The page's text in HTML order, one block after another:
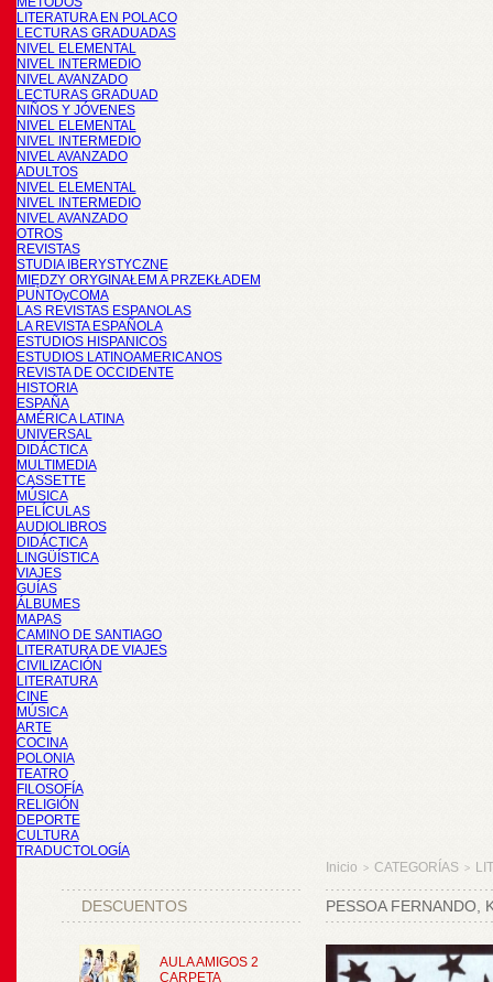
LITERATURA EN POLACO
LECTURAS GRADUADAS
NIVEL ELEMENTAL
NIVEL INTERMEDIO
NIVEL AVANZADO
LECTURAS GRADUAD
NIÑOS Y JÓVENES
NIVEL ELEMENTAL
NIVEL INTERMEDIO
NIVEL AVANZADO
ADULTOS
NIVEL ELEMENTAL
NIVEL INTERMEDIO
NIVEL AVANZADO
OTROS
REVISTAS
STUDIA IBERYSTYCZNE
MIĘDZY ORYGINAŁEM A PRZEKŁADEM
PUNTOyCOMA
LAS REVISTAS ESPANOLAS
LA REVISTA ESPAÑOLA
ESTUDIOS HISPANICOS
ESTUDIOS LATINOAMERICANOS
REVISTA DE OCCIDENTE
HISTORIA
ESPAÑA
AMÉRICA LATINA
UNIVERSAL
DIDÁCTICA
MULTIMEDIA
CASSETTE
MÚSICA
PELÍCULAS
AUDIOLIBROS
DIDÁCTICA
LINGÜÍSTICA
VIAJES
GUÍAS
ÁLBUMES
MAPAS
CAMINO DE SANTIAGO
LITERATURA DE VIAJES
CIVILIZACIÓN
LITERATURA
CINE
MÚSICA
ARTE
COCINA
POLONIA
TEATRO
FILOSOFÍA
RELIGIÓN
DEPORTE
CULTURA
TRADUCTOLOGÍA
DESCUENTOS
AULA AMIGOS 2
CARPETA
Inicio > CATEGORÍAS >
PESSOA FERNANDO,